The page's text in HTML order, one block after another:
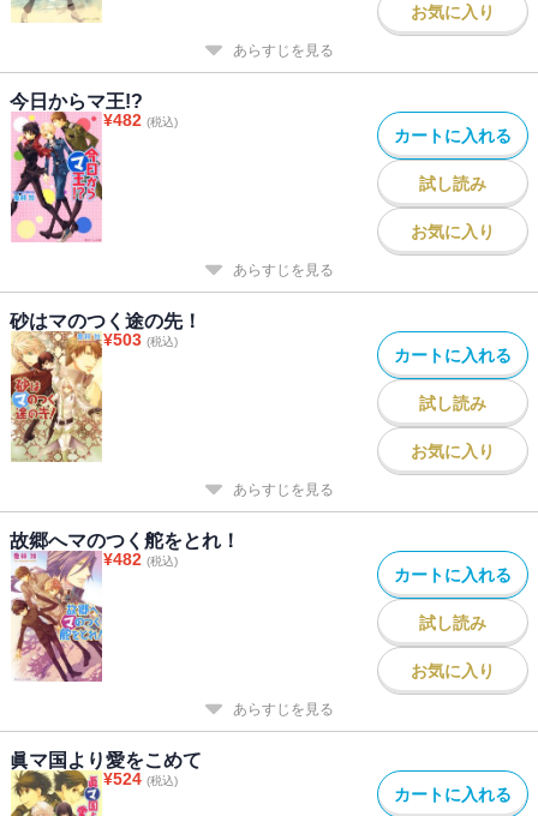
お気に入り
あらすじを見る
今日からマ王!?
¥482 (税込)
カートに入れる
試し読み
お気に入り
あらすじを見る
砂はマのつく途の先！
¥503 (税込)
カートに入れる
試し読み
お気に入り
あらすじを見る
故郷へマのつく舵をとれ！
¥482 (税込)
カートに入れる
試し読み
お気に入り
あらすじを見る
眞マ国より愛をこめて
¥524 (税込)
カートに入れる